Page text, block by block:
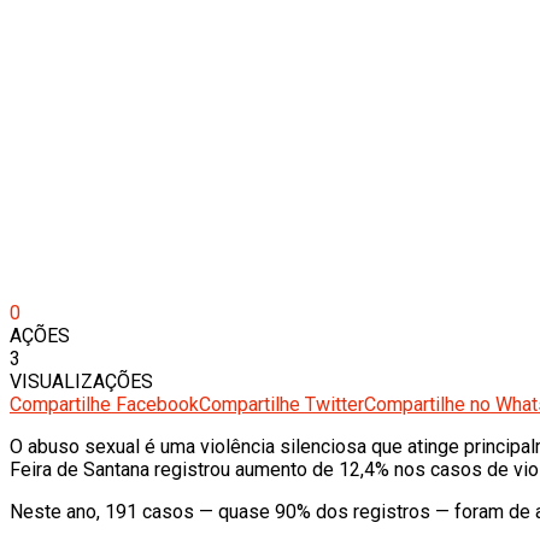
0
AÇÕES
3
VISUALIZAÇÕES
Compartilhe FacebookCompartilhe TwitterCompartilhe no
O abuso sexual é uma violência silenciosa que atinge
Feira de Santana registrou aumento de 12,4% nos casos de
Neste ano, 191 casos — quase 90% dos registros — foram de